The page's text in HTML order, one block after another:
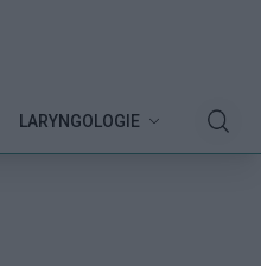
LARYNGOLOGIE